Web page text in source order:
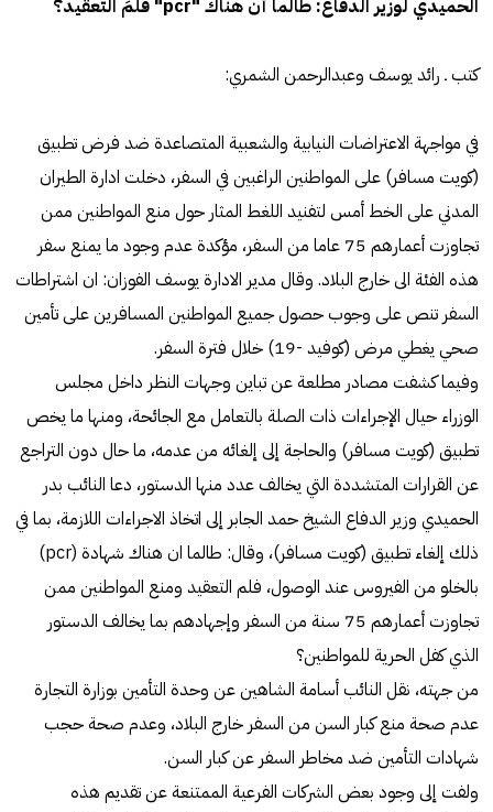
الحميدي لوزير الدفاع: طالما أن هناك "pcr" فلمَ التعقيد؟
كتب ـ رائد يوسف وعبدالرحمن الشمري:
في مواجهة الاعتراضات النيابية والشعبية المتصاعدة ضد فرض تطبيق
(كويت مسافر) على المواطنين الراغبين في السفر، دخلت ادارة الطيران
المدني على الخط أمس لتفنيد اللغط المثار حول منع المواطنين ممن
تجاوزت أعمارهم 75 عاما من السفر، مؤكدة عدم وجود ما يمنع سفر
هذه الفئة الى خارج البلاد. وقال مدير الادارة يوسف الفوزان: ان اشتراطات
السفر تنص على وجوب حصول جميع المواطنين المسافرين على تأمين
صحي يغطي مرض (كوفيد -19) خلال فترة السفر.
وفيما كشفت مصادر مطلعة عن تباين وجهات النظر داخل مجلس
الوزراء حيال الإجراءات ذات الصلة بالتعامل مع الجائحة، ومنها ما يخص
تطبيق (كويت مسافر) والحاجة إلى إلغائه من عدمه، ما حال دون التراجع
عن القرارات المتشددة التي يخالف عدد منها الدستور، دعا النائب بدر
الحميدي وزير الدفاع الشيخ حمد الجابر إلى اتخاذ الاجراءات اللازمة، بما في
ذلك إلغاء تطبيق (كويت مسافر)، وقال: طالما ان هناك شهادة (pcr)
بالخلو من الفيروس عند الوصول، فلم التعقيد ومنع المواطنين ممن
تجاوزت أعمارهم 75 سنة من السفر وإجهادهم بما يخالف الدستور
الذي كفل الحرية للمواطنين؟
من جهته، نقل النائب أسامة الشاهين عن وحدة التأمين بوزارة التجارة
عدم صحة منع كبار السن من السفر خارج البلاد، وعدم صحة حجب
شهادات التأمين ضد مخاطر السفر عن كبار السن.
ولفت إلى وجود بعض الشركات الفرعية الممتنعة عن تقديم هذه